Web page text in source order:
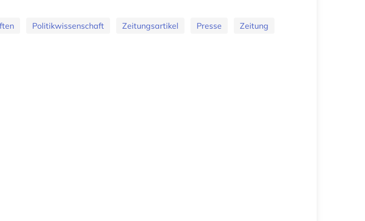
Politikwissenschaft Zeitungsartikel Presse Zeitung